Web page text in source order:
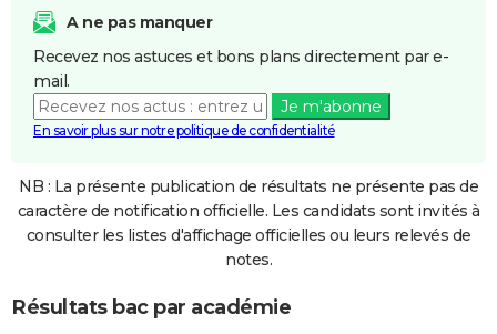
A ne pas manquer
Recevez nos astuces et bons plans directement par e-
mail.
Je m'abonne
En savoir plus sur notre politique de confidentialité
NB : La présente publication de résultats ne présente pas de
caractère de notification officielle. Les candidats sont invités à
consulter les listes d'affichage officielles ou leurs relevés de
notes.
Résultats bac par académie